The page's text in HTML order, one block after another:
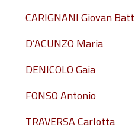
CARIGNANI Giovan
D’ACUNZO Maria
DENICOLO Gaia
FONSO Antonio
TRAVERSA Carlotta